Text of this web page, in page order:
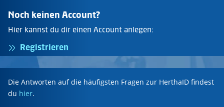
Noch keinen Account?
Hier kannst du dir einen Account anlegen:
Registrieren
Die Antworten auf die häufigsten Fragen zur HerthaID findest
du hier.